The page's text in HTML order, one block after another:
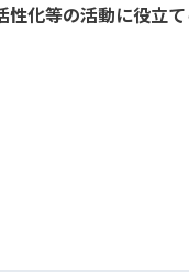
性化等の活動に役立